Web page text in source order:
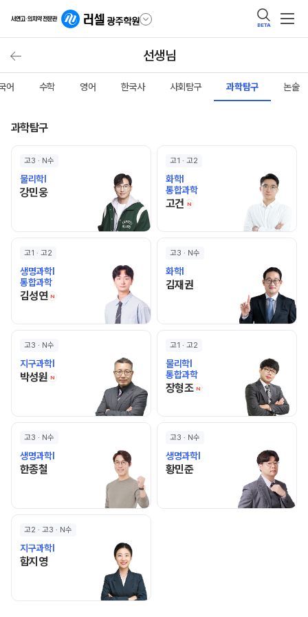
BETA
선생님
어 수학 영어 한국사 사회탐구 과학탐구 논술
과학탐구
고3 · N수
물리학I
강민웅강민웅 선생님 홈 바로가기
고1 · 고2
화학I
통합과학
고건 N 고건 선생님 홈 바로가기
고1 · 고2
생명과학I
통합과학
김성연 N 김성연 선생님 홈 바로가기
고3 · N수
화학I
김재권김재권 선생님 홈 바로가기
고3 · N수
지구과학I
박성원 N 박성원 선생님 홈 바로가기
고1 · 고2
물리학I
통합과학
장형조 N 장형조 선생님 홈 바로
고3 · N수
생명과학I
한종철 한종철 선생님 홈 바로가기
고3 · N수
생명과학I
황민준황민준 선생님 홈 바로가기
고2 · 고3 · N수
지구과학I
함지영함지영 선생님 홈 바로가기